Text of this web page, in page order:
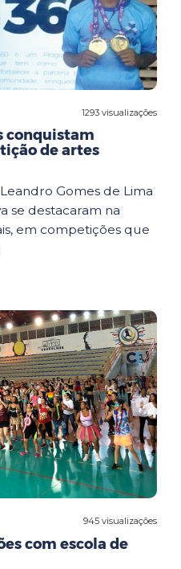
1293 visualizações
conquistam
de artes
Gomes de Lima
se destacaram na
em competições que
945 visualizações
com escola de